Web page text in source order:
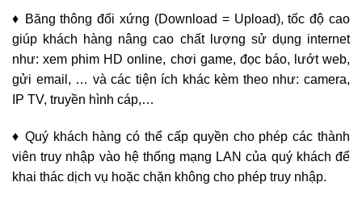
♦ Băng thông đối xứng (Download = Upload), tốc độ cao
giúp khách hàng nâng cao chất lượng sử dụng internet
như: xem phim HD online, chơi game, đọc báo, lướt web,
gửi email, … và các tiện ích khác kèm theo như: camera,
IP TV, truyền hình cáp,…
♦ Quý khách hàng có thể cấp quyền cho phép các thành
viên truy nhập vào hệ thống mạng LAN của quý khách để
khai thác dịch vụ hoặc chặn không cho phép truy nhập.